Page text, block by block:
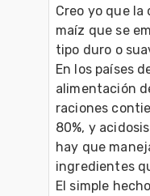
Creo yo que
maíz que se
tipo duro o
En los países
alimentación
raciones
80%, y
hay que
ingredientes
El simple